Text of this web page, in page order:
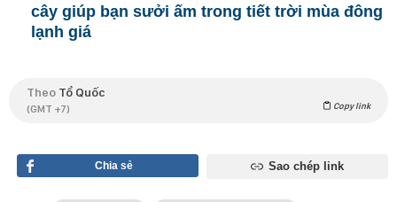
cây giúp bạn sưởi ấm trong tiết trời mùa đông
lạnh giá
Theo Tổ Quốc
(GMT +7) Copy link
Chia sẻ Sao chép link